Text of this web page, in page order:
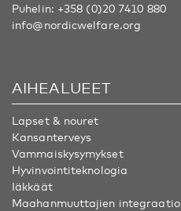
Puhelin: +358 (0)20 7410 880
info@nordicwelfare.org
AIHEALUEET
Lapset & nouret
Kansanterveys
Vammaiskysymykset
Hyvinvointiteknologia
Iäkkäät
Maahanmuuttajien integraatio